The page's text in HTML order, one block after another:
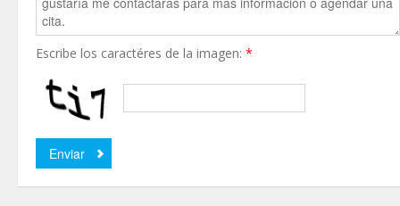
Escribe los caractéres de la imagen: *